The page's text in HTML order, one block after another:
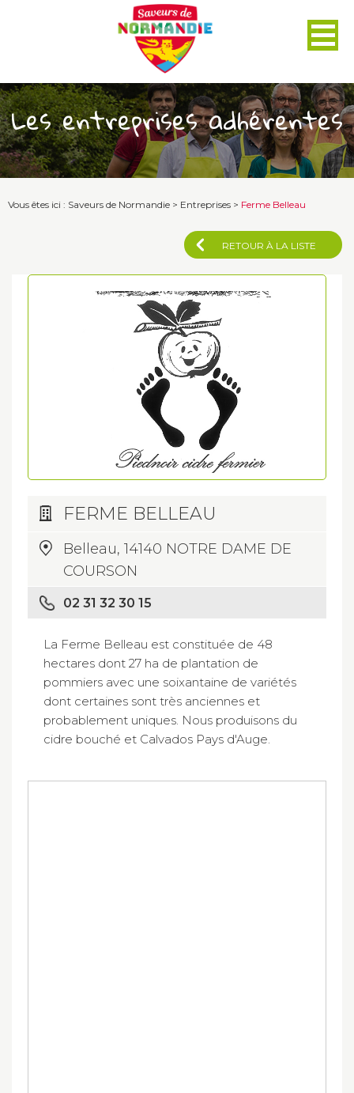
Les entreprises adhérentes
Vous êtes ici : Saveurs de Normandie > Entreprises > Ferme Belleau
RETOUR À LA LISTE
FERME BELLEAU
Belleau, 14140 NOTRE DAME DE
COURSON
02 31 32 30 15
La Ferme Belleau est constituée de 48
hectares dont 27 ha de plantation de
pommiers avec une soixantaine de variétés
dont certaines sont très anciennes et
probablement uniques. Nous produisons du
cidre bouché et Calvados Pays d'Auge.
Panneau de gestion des cookies